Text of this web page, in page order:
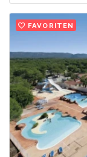
FAVORITEN